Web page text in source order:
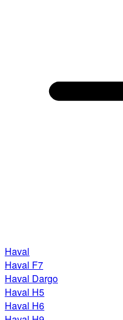
Haval
Haval F7
Haval Dargo
Haval H5
Haval H6